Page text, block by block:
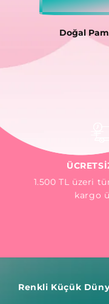
Doğal
1.500 TL üzeri
kargo
Renkli Küçük